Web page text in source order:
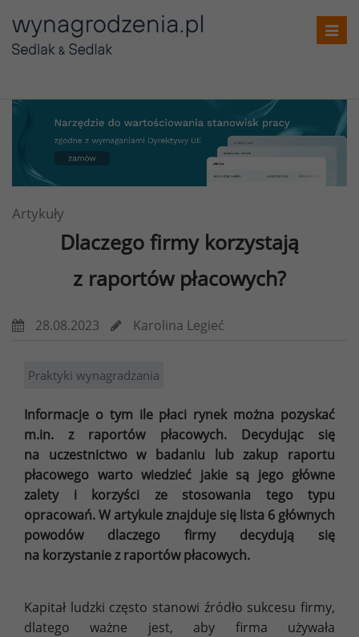
Artykuły
Dlaczego firmy korzystają
z raportów płacowych?
28.08.2023 Karolina Legieć
Praktyki wynagradzania
Informacje o tym ile płaci rynek można pozyskać
m.in. z raportów płacowych. Decydując się
na uczestnictwo w badaniu lub zakup raportu
płacowego warto wiedzieć jakie są jego główne
zalety i korzyści ze stosowania tego typu
opracowań. W artykule znajduje się lista 6 głównych
powodów dlaczego firmy decydują się
na korzystanie z raportów płacowych.
Kapitał ludzki często stanowi źródło sukcesu firmy,
dlatego ważne jest, aby firma używała